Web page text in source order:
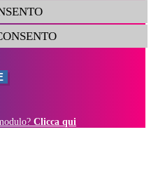
Clicca qui